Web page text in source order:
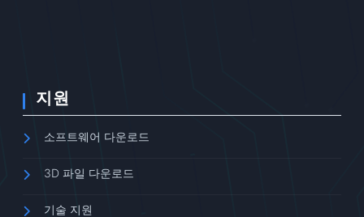
지원
소프트웨어 다운로드
3D 파일 다운로드
기술 지원